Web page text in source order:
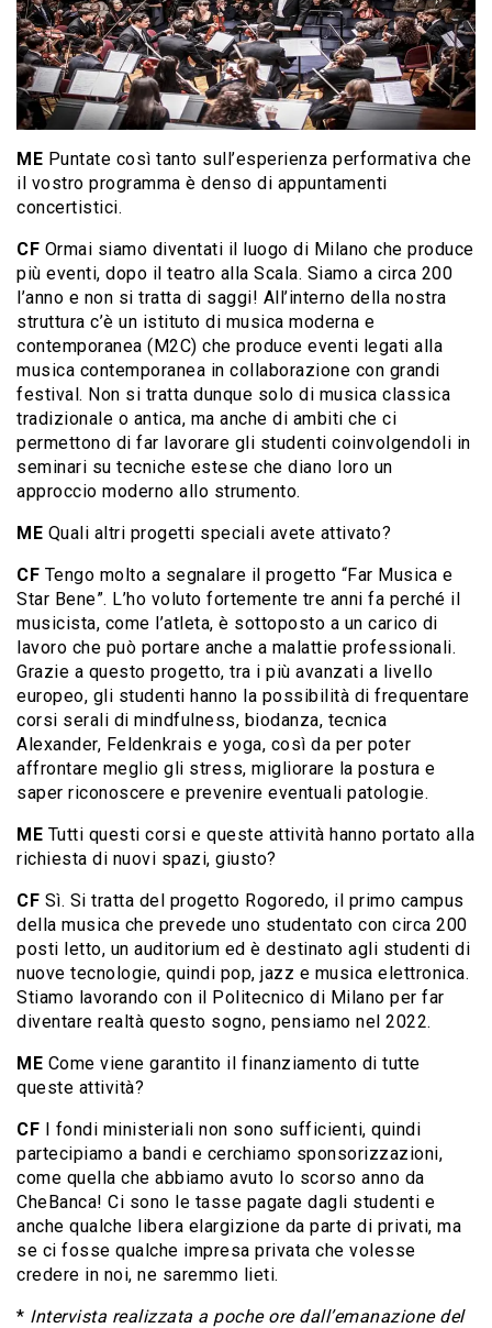
ME Puntate così tanto sull’esperienza performativa che
il vostro programma è denso di appuntamenti
concertistici.
CF Ormai siamo diventati il luogo di Milano che produce
più eventi, dopo il teatro alla Scala. Siamo a circa 200
l’anno e non si tratta di saggi! All’interno della nostra
struttura c’è un istituto di musica moderna e
contemporanea (M2C) che produce eventi legati alla
musica contemporanea in collaborazione con grandi
festival. Non si tratta dunque solo di musica classica
tradizionale o antica, ma anche di ambiti che ci
permettono di far lavorare gli studenti coinvolgendoli in
seminari su tecniche estese che diano loro un
approccio moderno allo strumento.
ME Quali altri progetti speciali avete attivato?
CF Tengo molto a segnalare il progetto “Far Musica e
Star Bene”. L’ho voluto fortemente tre anni fa perché il
musicista, come l’atleta, è sottoposto a un carico di
lavoro che può portare anche a malattie professionali.
Grazie a questo progetto, tra i più avanzati a livello
europeo, gli studenti hanno la possibilità di frequentare
corsi serali di mindfulness, biodanza, tecnica
Alexander, Feldenkrais e yoga, così da per poter
affrontare meglio gli stress, migliorare la postura e
saper riconoscere e prevenire eventuali patologie.
ME Tutti questi corsi e queste attività hanno portato alla
richiesta di nuovi spazi, giusto?
CF Sì. Si tratta del progetto Rogoredo, il primo campus
della musica che prevede uno studentato con circa 200
posti letto, un auditorium ed è destinato agli studenti di
nuove tecnologie, quindi pop, jazz e musica elettronica.
Stiamo lavorando con il Politecnico di Milano per far
diventare realtà questo sogno, pensiamo nel 2022.
ME Come viene garantito il finanziamento di tutte
queste attività?
CF I fondi ministeriali non sono sufficienti, quindi
partecipiamo a bandi e cerchiamo sponsorizzazioni,
come quella che abbiamo avuto lo scorso anno da
CheBanca! Ci sono le tasse pagate dagli studenti e
anche qualche libera elargizione da parte di privati, ma
se ci fosse qualche impresa privata che volesse
credere in noi, ne saremmo lieti.
* Intervista realizzata a poche ore dall’emanazione del